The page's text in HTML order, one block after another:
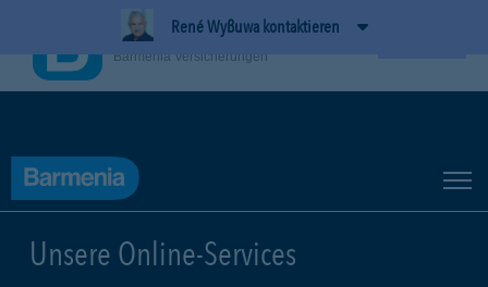
René Wyßuwa kontaktieren
Unsere Online-Services
BarmeniaApp
Barmenia Versicherungen